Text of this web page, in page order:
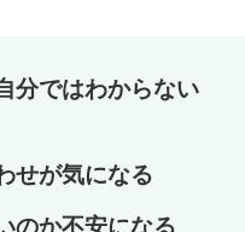
分ではわからない
せが気になる
のか不安になる